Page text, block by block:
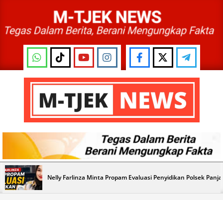
content
M-
TJEK
NEWS
Primary
Navigation
Menu
Nelly Farlinza Minta Propam Evaluasi Penyidikan Polsek